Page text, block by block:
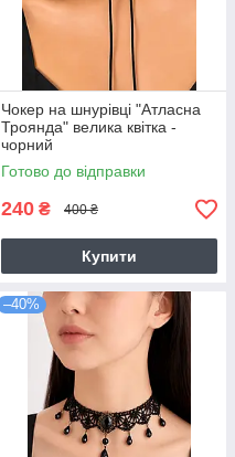
Чокер на шнурівці "Атласна
Троянда" велика квітка -
чорний
Готово до відправки
240 ₴ 400 ₴
Купити
–40%